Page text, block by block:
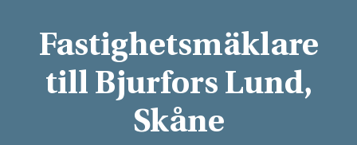
Fastighetsmäklare
till Bjurfors Lund,
Skåne